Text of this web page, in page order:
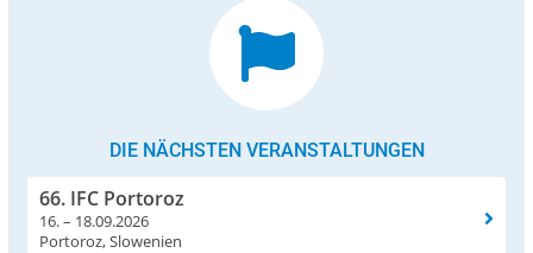
DIE NÄCHSTEN VERANSTALTUNGEN
66. IFC Portoroz
16. – 18.09.2026
Portoroz, Slowenien